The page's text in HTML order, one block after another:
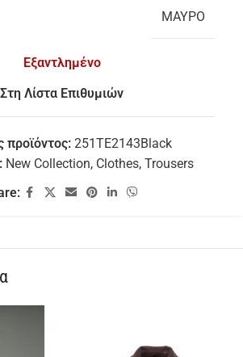
ΜΑΥΡΟ
Εξαντλημένο
Στη Λίστα Επιθυμιών
προϊόντος: 251TE2143Black
New Collection, Clothes, Trousers